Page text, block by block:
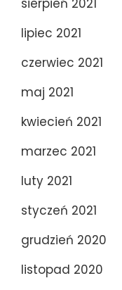
sierpień 2021
lipiec 2021
czerwiec 2021
maj 2021
kwiecień 2021
marzec 2021
luty 2021
styczeń 2021
grudzień 2020
listopad 2020